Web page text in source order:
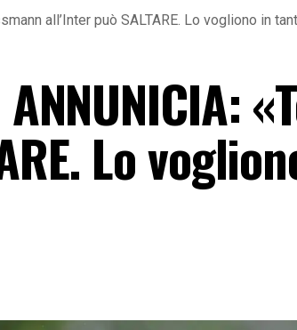
all’Inter può SALTARE. Lo vogliono in
Lo